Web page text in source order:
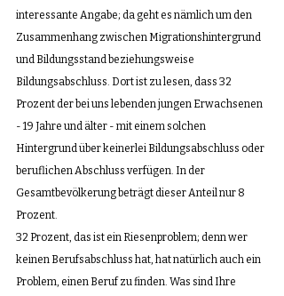
interessante Angabe; da geht es nämlich um den
Zusammenhang zwischen Migrationshintergrund
und Bildungsstand beziehungsweise
Bildungsabschluss. Dort ist zu lesen, dass 32
Prozent der bei uns lebenden jungen Erwachsenen
- 19 Jahre und älter - mit einem solchen
Hintergrund über keinerlei Bildungsabschluss oder
beruflichen Abschluss verfügen. In der
Gesamtbevölkerung beträgt dieser Anteil nur 8
Prozent.
32 Prozent, das ist ein Riesenproblem; denn wer
keinen Berufsabschluss hat, hat natürlich auch ein
Problem, einen Beruf zu finden. Was sind Ihre